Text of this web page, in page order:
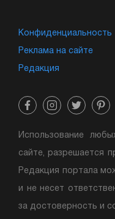
Конфиденциальность
Реклама на сайте
Редакция
Использование
сайте, разрешается
Редакция портала
и не несет
за достоверность и